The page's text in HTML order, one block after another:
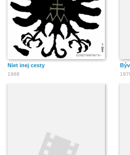
Niet inej cesty
1968